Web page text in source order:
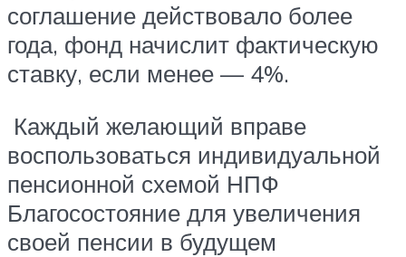
соглашение действовало более
года, фонд начислит фактическую
ставку, если менее — 4%.
Каждый желающий вправе
воспользоваться индивидуальной
пенсионной схемой НПФ
Благосостояние для увеличения
своей пенсии в будущем